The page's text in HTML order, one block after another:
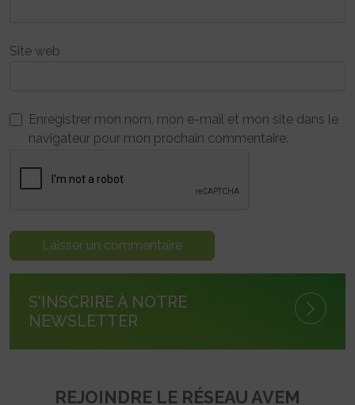
Site web
Enregistrer mon nom, mon e-mail et mon site dans le
navigateur pour mon prochain commentaire.
S'INSCRIRE À NOTRE
NEWSLETTER
REJOINDRE LE RÉSEAU AVEM